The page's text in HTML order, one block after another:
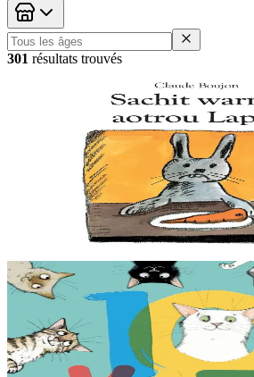
Tranches d'âge
301 résultats trouvés
Bon appétit ! Monsieur Lapin
Monsieur Lapin n’aime plus les carottes. Il
aller regarder dans l’assiette de ses voisins
12,00 €
2 ans et plus
TES
10 cats
Une famille de joyeux chatons barbote et
Quelle rigolade ! Pour découvrir les